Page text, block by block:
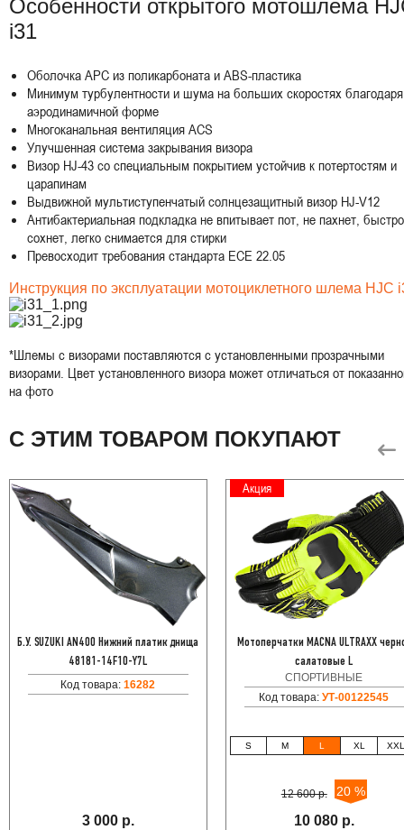
Особенности открытого мотошлема
i31
Оболочка APC из поликарбоната и ABS-пластика
Минимум турбулентности и шума на больших скоростях благодаря
аэродинамичной форме
Многоканальная вентиляция ACS
Улучшенная система закрывания визора
Визор HJ-43 со специальным покрытием устойчив к потертостям и
царапинам
Выдвижной мультиступенчатый солнцезащитный визор HJ-V12
Антибактериальная подкладка не впитывает пот, не пахнет, быстро
сохнет, легко снимается для стирки
Превосходит требования стандарта ECE 22.05
Инструкция по эксплуатации мотоциклетного шлема HJC
*Шлемы с визорами поставляются с установленными прозрачными
визорами. Цвет установленного визора может отличаться от
на фото
С ЭТИМ ТОВАРОМ ПОКУПАЮТ
Б.У. SUZUKI AN400 Нижний платик днища
48181-14F10-Y7L
Код товара:16282
3 000 р.
Акция
Мотоперчатки MACNA ULTRAXX
салатовые L
СПОРТИВНЫЕ
Код товара:УТ-00122545
S M L XL XXL
12 600 р. 20 %
10 080 р.